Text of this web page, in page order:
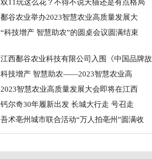
双11玩这么花？不得不说天猫还是有点格局
鄱谷农业举办2023智慧农业高质量发展大
“科技增产 智慧助农”的圆桌会议圆满结束
江西鄱谷农业科技有限公司入围《中国品牌故
科技增产 智慧助农——2023智慧农业高
2023智慧农业高质量发展大会即将在江西
钙尔奇30年履新出发 长城大行走 号召走
吾术亳州城市联合活动“万人拍亳州”圆满收